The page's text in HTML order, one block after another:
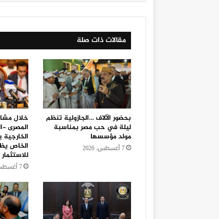
مقالات ذات صلة
بحضور الآلاف …الجازولية تنظم
ليلة في حب مصر بمناسبة
مولد مؤسسها
7 أغسطس، 2026
خلال
المصرى -
الخاص
7 أغسطس، 2026